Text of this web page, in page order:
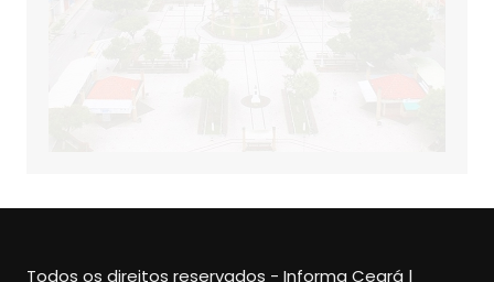
Todos os direitos reservados - Informa Ceará |